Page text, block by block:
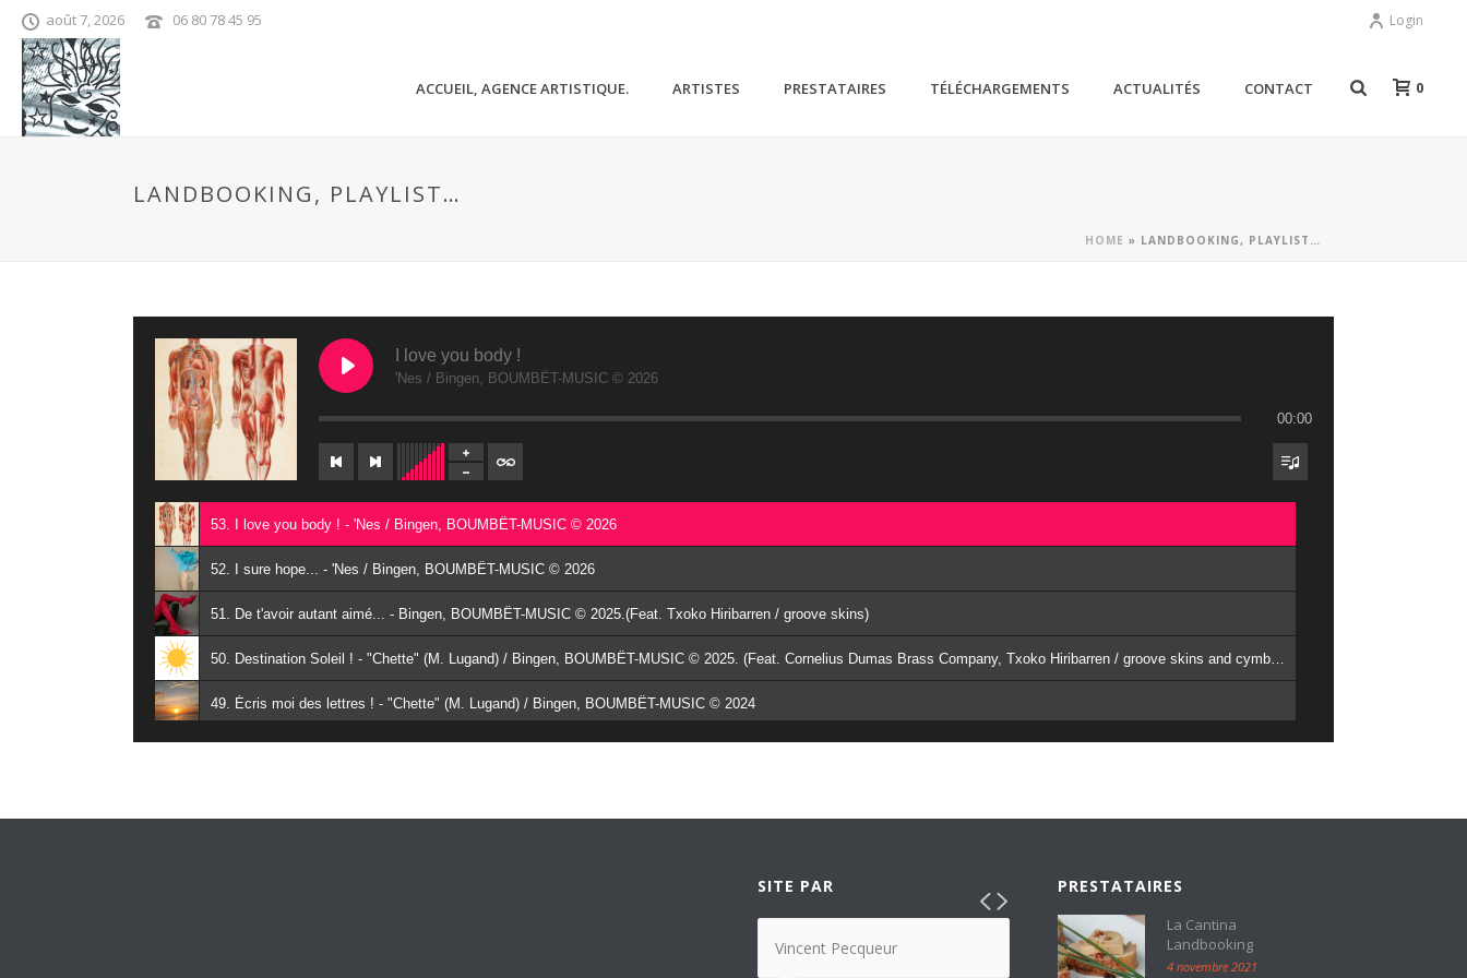
août 7, 2026 06 80 78 45 95 Login
ACCUEIL, AGENCE ARTISTIQUE. ARTISTES PRESTATAIRES TÉLÉCHARGEMENTS ACTUALITÉS CONTACT 0
LANDBOOKING, PLAYLIST…
HOME » LANDBOOKING, PLAYLIST…
I love you body !
'Nes / Bingen, BOUMBËT-MUSIC © 2026
00:00
53. I love you body ! - 'Nes / Bingen, BOUMBËT-MUSIC © 2026
52. I sure hope... - 'Nes / Bingen, BOUMBËT-MUSIC © 2026
51. De t'avoir autant aimé... - Bingen, BOUMBËT-MUSIC © 2025.(Feat. Txoko Hiribarren / groove skins)
49. Écris moi des lettres ! - "Chette" (M. Lugand) / Bingen, BOUMBËT-MUSIC © 2024
48. Ma vie en couleurs - "Chette" (M. Lugand) / Bingen, BOUMBËT-MUSIC © 2024
SITE PAR
Vincent Pecqueur
PRESTATAIRES
La Cantina
Landbooking
4 novembre 2021